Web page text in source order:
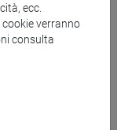
Zhanna;
Xing, Yuyu;
Angelini,
ecc.
cookie verranno
consulta